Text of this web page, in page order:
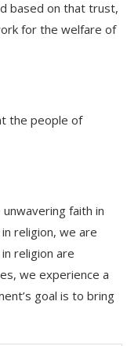
based on that trust,
for the welfare of
the people of
faith in
religion, we are
religion are
we experience a
goal is to bring